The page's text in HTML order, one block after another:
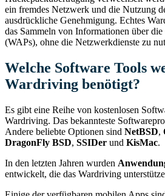
ein fremdes Netzwerk und die Nutzung
ausdrückliche Genehmigung. Echtes
das Sammeln von Informationen über die
(WAPs), ohne die Netzwerkdienste zu
Welche Software Tools
Wardriving benötigt?
Es gibt eine Reihe von kostenlosen
Wardriving. Das bekannteste
Andere beliebte Optionen sind NetBSD,
DragonFly BSD, SSIDer und KisMac.
In den letzten Jahren wurden
entwickelt, die das Wardriving